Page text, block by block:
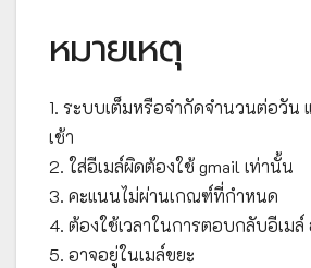
หมายเหตุ
1. ระบบเต็มหรือจำกัดจำนวนต่อวัน
เช้า
2. ใส่อีเมล์ผิดต้องใช้ gmail เท่านั้น
3. คะแนนไม่ผ่านเกณฑ์ที่กำหนด
4. ต้องใช้เวลาในการตอบกลับอีเมล์
5. อาจอยู่ในเมล์ขยะ